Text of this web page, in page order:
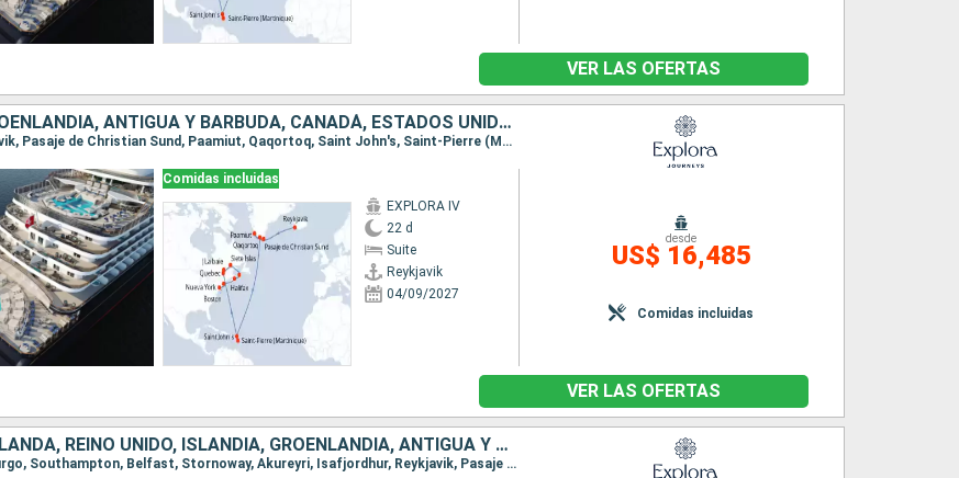
VER LAS OFERTAS
ISLANDIA, GROENLANDIA, ANTIGUA Y BARBUDA, CANADÁ, ESTADOS UNIDOS
Itinerario : Reykjavik, Pasaje de Christian Sund, Paamiut, Qaqortoq, Saint John's, Saint-Pierre (Martinique), Quebec, |La baie, Siete Islas, Sidney, Halifax, Boston, Nueva York
Comidas incluidas
EXPLORA IV
22 d
Suite
Reykjavik
04/09/2027
desde
US$ 16,485
Comidas incluidas
VER LAS OFERTAS
ALEMANIA, IRLANDA, REINO UNIDO, ISLANDIA, GROENLANDIA, ANTIGUA Y BARBUDA, CANADÁ
Itinerario : Hamburgo, Southampton, Belfast, Stornoway, Akureyri, Isafjordhur, Reykjavik, Pasaje de Christian Sund, Paamiut, Qaqortoq, Saint John's, Saint-Pierre (Martinique), Quebec